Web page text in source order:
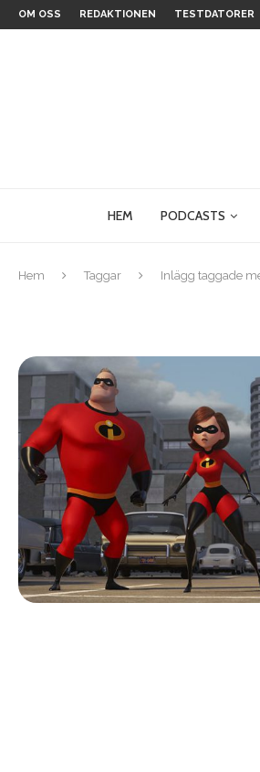
OM OSS REDAKTIONEN TESTDATORER
HEM PODCASTS
Hem Taggar Inlägg taggade